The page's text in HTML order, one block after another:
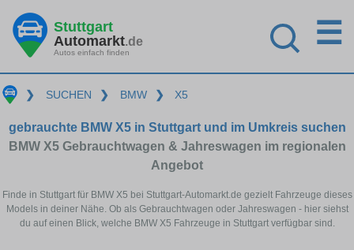
Stuttgart
Automarkt.de
Autos einfach finden
☰
❯ SUCHEN ❯ BMW ❯ X5
gebrauchte BMW X5 in Stuttgart und im Umkreis suchen
BMW X5 Gebrauchtwagen & Jahreswagen im regionalen
Angebot
Finde in Stuttgart für BMW X5 bei Stuttgart-Automarkt.de gezielt Fahrzeuge dieses
Models in deiner Nähe. Ob als Gebrauchtwagen oder Jahreswagen - hier siehst
du auf einen Blick, welche BMW X5 Fahrzeuge in Stuttgart verfügbar sind.